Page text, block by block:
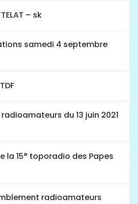
– sk
samedi 4 septembre
du 13 juin 2021
la 15° toporadio des Papes
radioamateurs